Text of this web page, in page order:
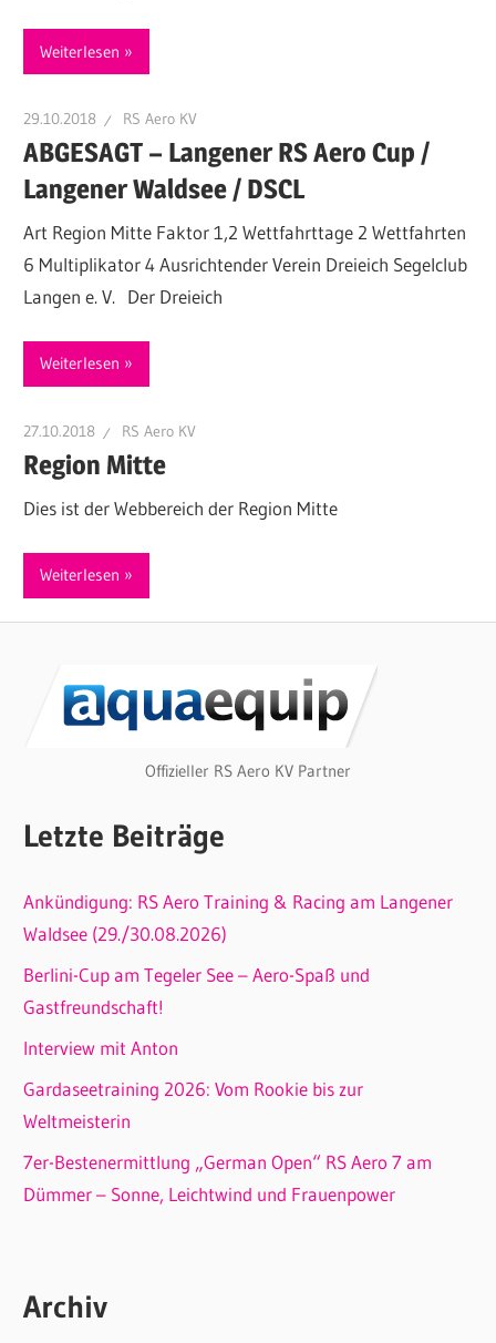
Weiterlesen
29.10.2018 RS Aero KV
ABGESAGT – Langener RS Aero Cup /
Langener Waldsee / DSCL
Art Region Mitte Faktor 1,2 Wettfahrttage 2 Wettfahrten
6 Multiplikator 4 Ausrichtender Verein Dreieich Segelclub
Langen e. V. Der Dreieich
Weiterlesen
27.10.2018 RS Aero KV
Region Mitte
Dies ist der Webbereich der Region Mitte
Weiterlesen
Offizieller RS Aero KV Partner
Letzte Beiträge
Ankündigung: RS Aero Training & Racing am Langener
Waldsee (29./30.08.2026)
Berlini-Cup am Tegeler See – Aero-Spaß und
Gastfreundschaft!
Interview mit Anton
Gardaseetraining 2026: Vom Rookie bis zur
Weltmeisterin
7er-Bestenermittlung „German Open“ RS Aero 7 am
Dümmer – Sonne, Leichtwind und Frauenpower
Archiv